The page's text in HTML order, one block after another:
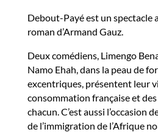
Debout-Payé est un spectacle
roman d’Armand Gauz.
Deux comédiens, Limengo
Namo Ehah, dans la peau de
excentriques, présentent leur
consommation française et
chacun. C’est aussi l’occasion
de l’immigration de l’Afrique